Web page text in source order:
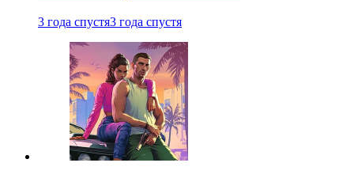
3 года спустя3 года спустя